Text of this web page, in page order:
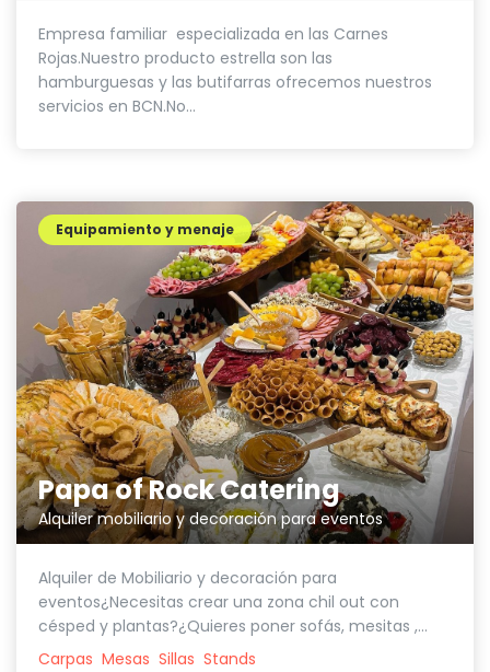
Empresa familiar especializada en las Carnes
Rojas.Nuestro producto estrella son las
hamburguesas y las butifarras ofrecemos nuestros
servicios en BCN.No...
Papa of Rock Catering
Alquiler mobiliario y decoración para eventos
Equipamiento y menaje
Alquiler de Mobiliario y decoración para
eventos¿Necesitas crear una zona chil out con
césped y plantas?¿Quieres poner sofás, mesitas ,...
Carpas Mesas Sillas Stands